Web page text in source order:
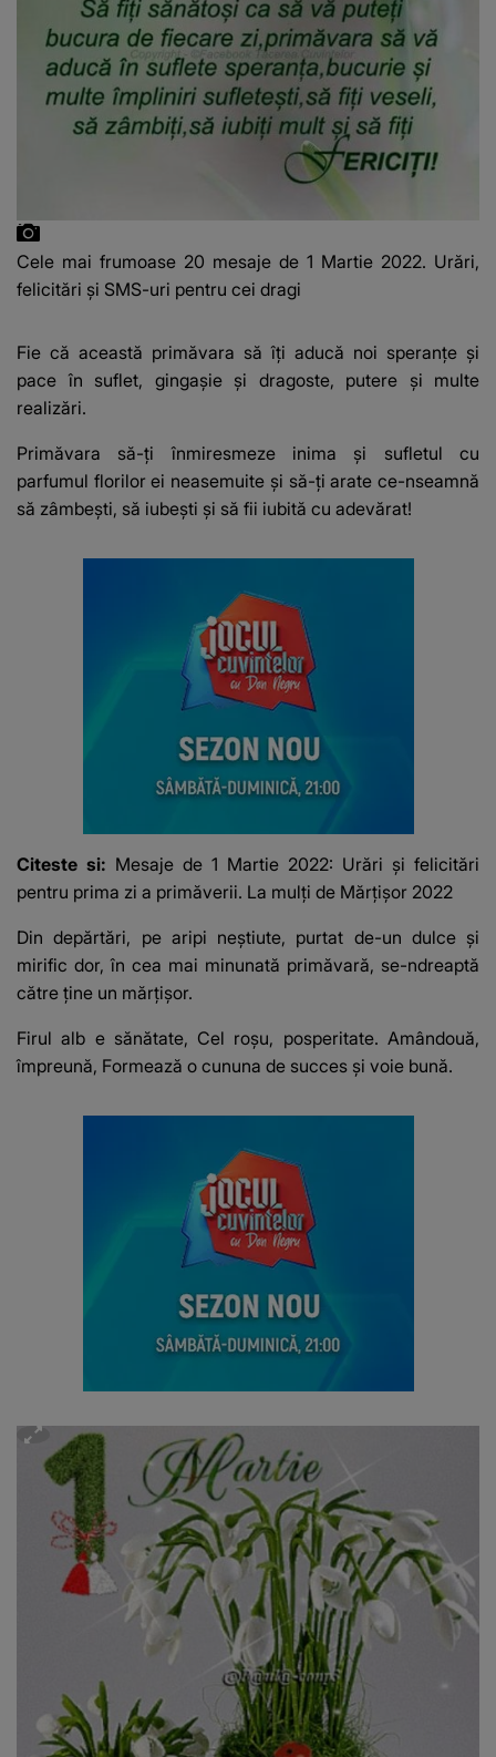
Cele mai frumoase 20 mesaje de 1 Martie 2022. Urări,
felicitări și SMS-uri pentru cei dragi
Fie că această primăvara să îţi aducă noi speranţe și
pace în suflet, gingaşie și dragoste, putere și multe
realizări.
Primăvara să-ţi înmiresmeze inima şi sufletul cu
parfumul florilor ei neasemuite şi să-ţi arate ce-nseamnă
să zâmbeşti, să iubeşti şi să fii iubită cu adevărat!
Citeste si: Mesaje de 1 Martie 2022: Urări şi felicitări
pentru prima zi a primăverii. La mulţi de Mărţişor 2022
Din depărtări, pe aripi neştiute, purtat de-un dulce şi
mirific dor, în cea mai minunată primăvară, se-ndreaptă
către ține un mărţişor.
Firul alb e sănătate, Cel roșu, posperitate. Amândouă,
împreună, Formează o cununa de succes și voie bună.